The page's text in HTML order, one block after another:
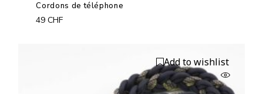
Cordons de téléphone
49CHF
Add to wishlist